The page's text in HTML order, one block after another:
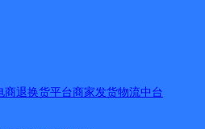
商退换货平台商家发货物流中台
治区-塔城地区-沙湾市
治区塔城地区沙湾县老沙湾路50